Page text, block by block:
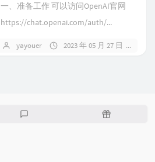
一、准备工作 可以访问OpenAI官网
https://chat.openai.com/auth/...
yayouer 2023 年 05 月 27 日
随